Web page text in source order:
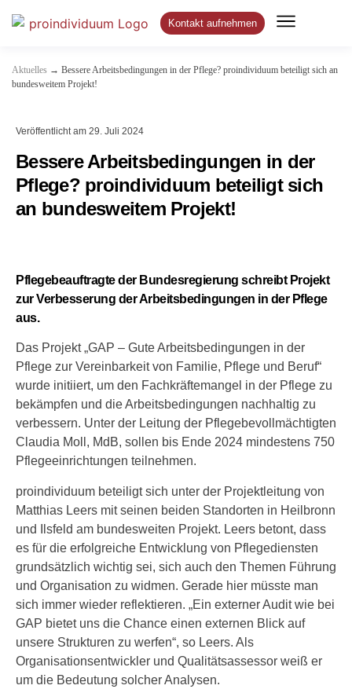
Aktuelles → Bessere Arbeitsbedingungen in der Pflege? proindividuum beteiligt sich an
bundesweitem Projekt!
Kontakt aufnehmen
Veröffentlicht am 29. Juli 2024
Bessere Arbeitsbedingungen in der
Pflege? proindividuum beteiligt sich
an bundesweitem Projekt!
Pflegebeauftragte der Bundesregierung schreibt Projekt
zur Verbesserung der Arbeitsbedingungen in der Pflege
aus.
Das Projekt „GAP – Gute Arbeitsbedingungen in der
Pflege zur Vereinbarkeit von Familie, Pflege und Beruf“
wurde initiiert, um den Fachkräftemangel in der Pflege zu
bekämpfen und die Arbeitsbedingungen nachhaltig zu
verbessern. Unter der Leitung der Pflegebevollmächtigten
Claudia Moll, MdB, sollen bis Ende 2024 mindestens 750
Pflegeeinrichtungen teilnehmen.
proindividuum beteiligt sich unter der Projektleitung von
Matthias Leers mit seinen beiden Standorten in Heilbronn
und Ilsfeld am bundesweiten Projekt. Leers betont, dass
es für die erfolgreiche Entwicklung von Pflegediensten
grundsätzlich wichtig sei, sich auch den Themen Führung
und Organisation zu widmen. Gerade hier müsste man
sich immer wieder reflektieren. „Ein externer Audit wie bei
GAP bietet uns die Chance einen externen Blick auf
unsere Strukturen zu werfen“, so Leers. Als
Organisationsentwickler und Qualitätsassessor weiß er
um die Bedeutung solcher Analysen.